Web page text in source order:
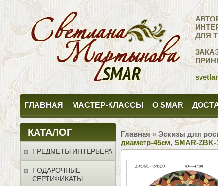
ДЛЯ
ГЛАВНАЯ МАСТЕР-КЛАССЫ О SMAR
КАТАЛОГ
ПРЕДМЕТЫ ИНТЕРЬЕРА
ПОДАРОЧНЫЕ
СЕРТИФИКАТЫ
Главная» Эскизы для
диаметр-45см, SMAR-ZBK-